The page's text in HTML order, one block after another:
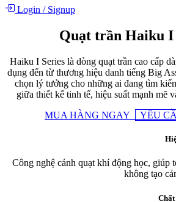
Login /Signup
Quạt trần Haiku I
Haiku I Series là dòng quạt trần cao cấp
dụng đến từ thương hiệu danh tiếng Big
chọn lý tưởng cho những ai đang tìm
giữa thiết kế tinh tế, hiệu suất mạnh mẽ
MUA HÀNG NGAY
YÊU
Công nghệ cánh quạt khí động học, giúp
không tạo